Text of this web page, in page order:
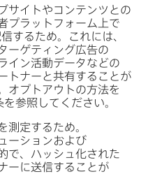
サイトや​コンテンツとの​
プラットフォーム上で​
する​ため。​これには、​
ーゲティング​広告の​
イン活動データなどの​
トナーと​共有する​ことが​
オプトアウトの​方法を​
を​参照してください。
測定する​ため。​
ーションおよび​
で、​ハッシュ化された​
ーに​送信する​ことが​